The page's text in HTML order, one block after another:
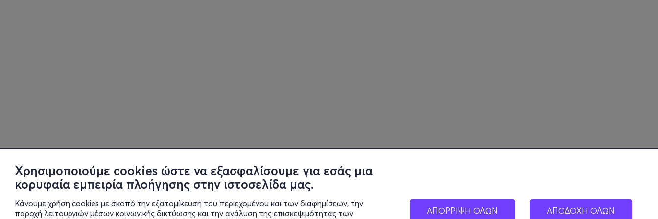
Χρησιμοποιούμε cookies ώστε να εξασφαλίσουμε για εσάς μια
κορυφαία εμπειρία πλοήγησης στην ιστοσελίδα μας.
Κάνουμε χρήση cookies με σκοπό την εξατομίκευση του περιεχομένου και των διαφημίσεων, την
παροχή λειτουργιών μέσων κοινωνικής δικτύωσης και την ανάλυση της επισκεψιμότητας των
ΑΠΟΡΡΙΨΗ ΟΛΩΝ ΑΠΟΔΟΧΗ ΟΛΩΝ